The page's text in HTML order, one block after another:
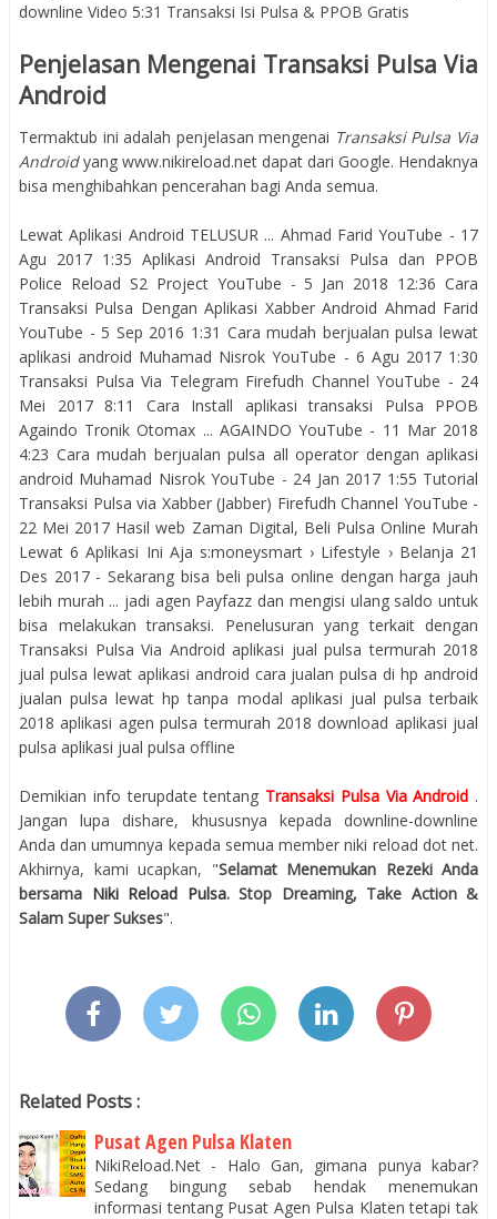
downline Video 5:31 Transaksi Isi Pulsa & PPOB Gratis
Penjelasan Mengenai Transaksi Pulsa Via
Android
Termaktub ini adalah penjelasan mengenai Transaksi Pulsa Via
Androidyang www.nikireload.net dapat dari Google. Hendaknya
bisa menghibahkan pencerahan bagi Anda semua.
Lewat Aplikasi Android TELUSUR ... Ahmad Farid YouTube - 17
Agu 2017 1:35 Aplikasi Android Transaksi Pulsa dan PPOB
Police Reload S2 Project YouTube - 5 Jan 2018 12:36 Cara
Transaksi Pulsa Dengan Aplikasi Xabber Android Ahmad Farid
YouTube - 5 Sep 2016 1:31 Cara mudah berjualan pulsa lewat
aplikasi android Muhamad Nisrok YouTube - 6 Agu 2017 1:30
Transaksi Pulsa Via Telegram Firefudh Channel YouTube - 24
Mei 2017 8:11 Cara Install aplikasi transaksi Pulsa PPOB
Againdo Tronik Otomax ... AGAINDO YouTube - 11 Mar 2018
4:23 Cara mudah berjualan pulsa all operator dengan aplikasi
android Muhamad Nisrok YouTube - 24 Jan 2017 1:55 Tutorial
Transaksi Pulsa via Xabber (Jabber) Firefudh Channel YouTube -
22 Mei 2017 Hasil web Zaman Digital, Beli Pulsa Online Murah
Lewat 6 Aplikasi Ini Aja s:moneysmart › Lifestyle › Belanja 21
Des 2017 - Sekarang bisa beli pulsa online dengan harga jauh
lebih murah ... jadi agen Payfazz dan mengisi ulang saldo untuk
bisa melakukan transaksi. Penelusuran yang terkait dengan
Transaksi Pulsa Via Android aplikasi jual pulsa termurah 2018
jual pulsa lewat aplikasi android cara jualan pulsa di hp android
jualan pulsa lewat hp tanpa modal aplikasi jual pulsa terbaik
2018 aplikasi agen pulsa termurah 2018 download aplikasi jual
pulsa aplikasi jual pulsa offline
Demikian info terupdate tentang Transaksi Pulsa Via Android .
Jangan lupa dishare, khususnya kepada downline-downline
Anda dan umumnya kepada semua member niki reload dot net.
Akhirnya, kami ucapkan, "Selamat Menemukan Rezeki Anda
bersama Niki Reload Pulsa. Stop Dreaming, Take Action &
Salam Super Sukses".
Related Posts :
Pusat Agen Pulsa Klaten
NikiReload.Net - Halo Gan, gimana punya kabar?
Sedang bingung sebab hendak menemukan
informasi tentang Pusat Agen Pulsa Klaten tetapi tak